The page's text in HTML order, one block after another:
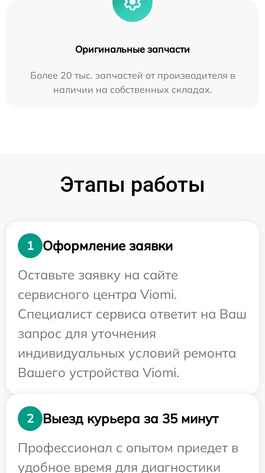
Оригинальные запчасти
Более 20 тыс. запчастей от производителя в
наличии на собственных складах.
Этапы работы
1
Оформление заявки
Оставьте заявку на сайте
сервисного центра Viomi.
Специалист сервиса ответит на Ваш
запрос для уточнения
индивидуальных условий ремонта
Вашего устройства Viomi.
2
Выезд курьера за 35 минут
Профессионал с опытом приедет в
удобное время для диагностики